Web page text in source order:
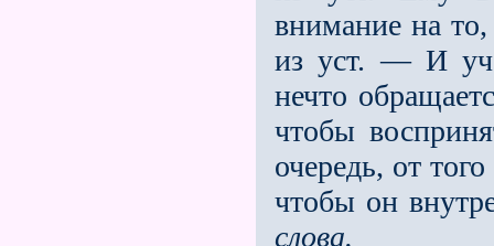
внимание на
из уст. — И
нечто
чтобы
очередь, от
чтобы он
слова.